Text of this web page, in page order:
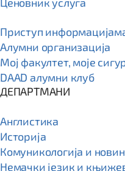
Приступ информацијама
Алумни организација
Мој факултет, моје
DAAD алумни клуб
ДЕПАРТМАНИ
Англистика
Историја
Комуникологија и
Немачки језик и